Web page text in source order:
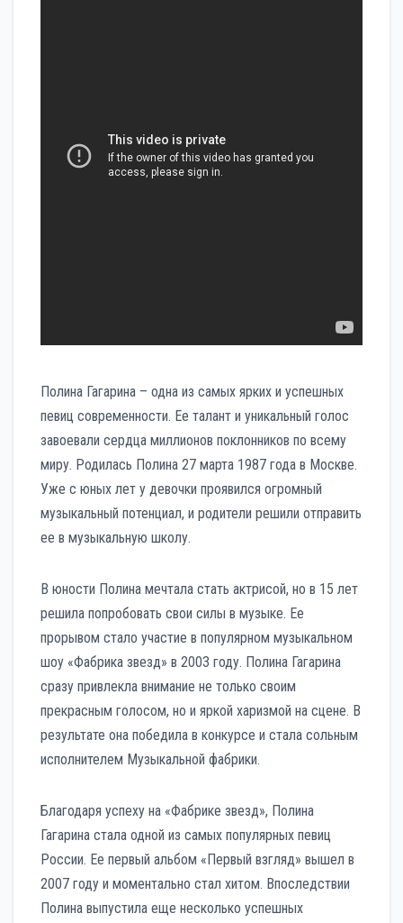
Полина Гагарина – одна из самых ярких и успешных
певиц современности. Ее талант и уникальный голос
завоевали сердца миллионов поклонников по всему
миру. Родилась Полина 27 марта 1987 года в Москве.
Уже с юных лет у девочки проявился огромный
музыкальный потенциал, и родители решили отправить
ее в музыкальную школу.
В юности Полина мечтала стать актрисой, но в 15 лет
решила попробовать свои силы в музыке. Ее
прорывом стало участие в популярном музыкальном
шоу «Фабрика звезд» в 2003 году. Полина Гагарина
сразу привлекла внимание не только своим
прекрасным голосом, но и яркой харизмой на сцене. В
результате она победила в конкурсе и стала сольным
исполнителем Музыкальной фабрики.
Благодаря успеху на «Фабрике звезд», Полина
Гагарина стала одной из самых популярных певиц
России. Ее первый альбом «Первый взгляд» вышел в
2007 году и моментально стал хитом. Впоследствии
Полина выпустила еще несколько успешных